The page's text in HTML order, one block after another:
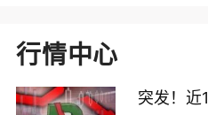
行情中心
突发！近